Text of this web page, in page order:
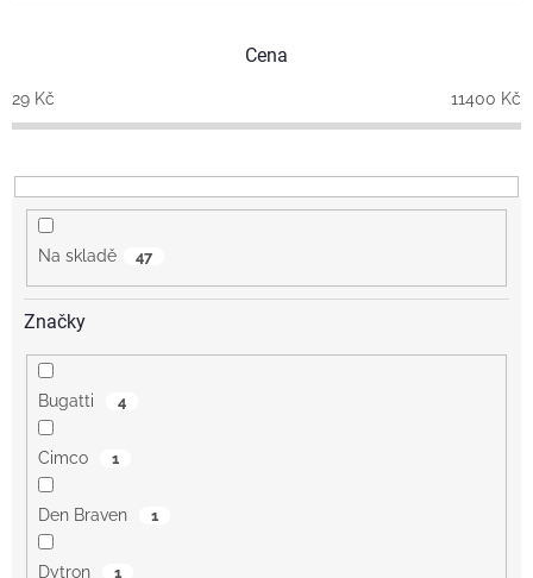
o
d
k
t
Cena
29 Kč 11400 Kč
Na skladě 47
Značky
Bugatti 4
Cimco 1
Den Braven 1
Dytron 1